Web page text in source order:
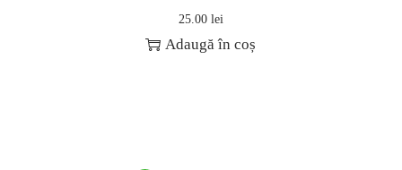
25.00 lei
Adaugă în coș